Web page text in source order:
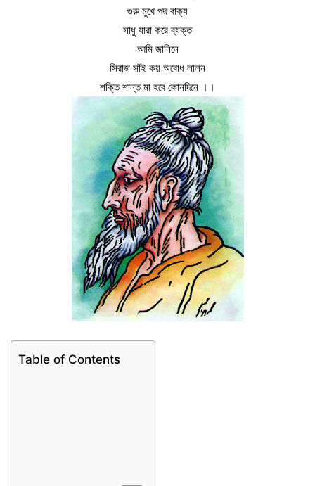
গুরু মুখে পদ্ম বাক্য
সাধু যারা করে ব্যক্ত
আমি জানিনে
সিরাজ সাঁই কয় অবোধ লালন
শক্তি শান্ত মা হবে কোনদিনে ।।
Table of Contents